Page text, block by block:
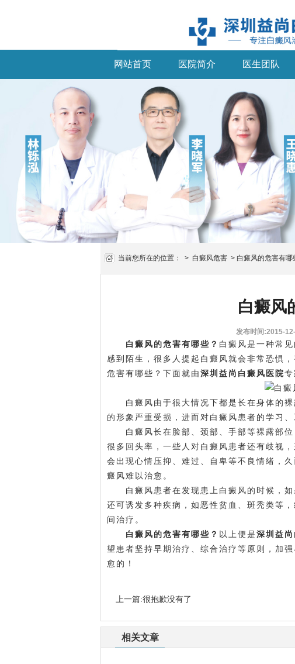
网站首页 医院简介 医生团队
当前您所在的位置： > 白癜风危害 > 白癜风的危害有哪
白癜风
发布时间:2015-
白癜风的危害有哪些？ 白癜风是一种常
感到陌生，很多人提起白癜风就会非常恐惧
危害有哪些？下面就由 深圳益尚白癜风医院专
白癜风由于很大情况下都是长在身体的裸
的形象严重受损，进而对白癜风患者的学习
白癜风长在脸部、颈部、手部等裸露部位
很多回头率，一些人对白癜风患者还有歧视
会出现心情压抑、难过、自卑等不良情绪，
癜风难以治愈。
白癜风患者在发现患上白癜风的时候，如
还可诱发多种疾病，如恶性贫血、斑秃类等
间治疗。
白癜风的危害有哪些？ 以上便是 深圳益
望患者坚持早期治疗、综合治疗等原则，加
愈的！
上一篇:很抱歉没有了
相关文章